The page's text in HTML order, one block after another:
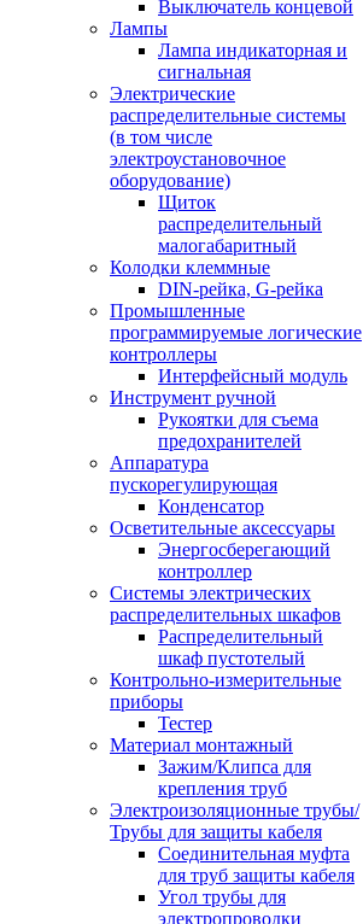
Выключатель концевой
Лампы
Лампа индикаторная и
сигнальная
Электрические
распределительные системы
(в том числе
электроустановочное
оборудование)
Щиток
распределительный
малогабаритный
Колодки клеммные
DIN-рейка, G-рейка
Промышленные
программируемые логические
контроллеры
Интерфейсный модуль
Инструмент ручной
Рукоятки для съема
предохранителей
Аппаратура
пускорегулирующая
Конденсатор
Осветительные аксессуары
Энергосберегающий
контроллер
Системы электрических
распределительных шкафов
Распределительный
шкаф пустотелый
Контрольно-измерительные
приборы
Тестер
Материал монтажный
Зажим/Клипса для
крепления труб
Электроизоляционные трубы/
Трубы для защиты кабеля
Соединительная муфта
для труб защиты кабеля
Угол трубы для
электропроводки